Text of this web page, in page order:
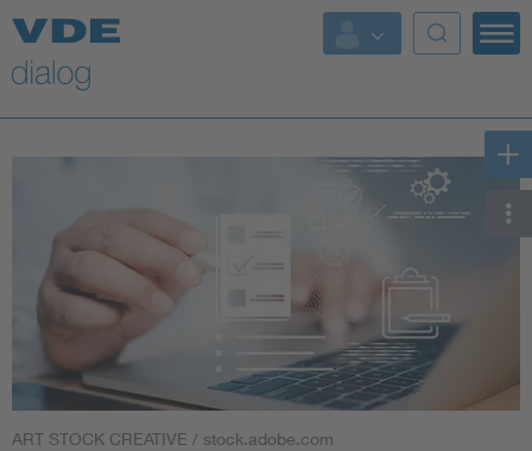
ART STOCK CREATIVE / stock.adobe.com